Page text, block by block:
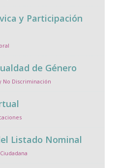
y Participación
de Género
No Discriminación
Listado Nominal